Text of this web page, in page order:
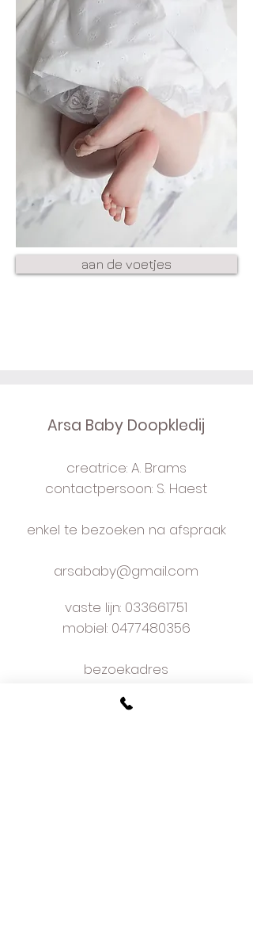
aan de voetjes
Arsa Baby Doopkledij
creatrice: A. Brams
contactpersoon: S. Haest
enkel te bezoeken na afspraak
arsababy@gmail.com
vaste lijn: 033661751
mobiel: 0477480356
bezoekadres
2160 Wommelgem